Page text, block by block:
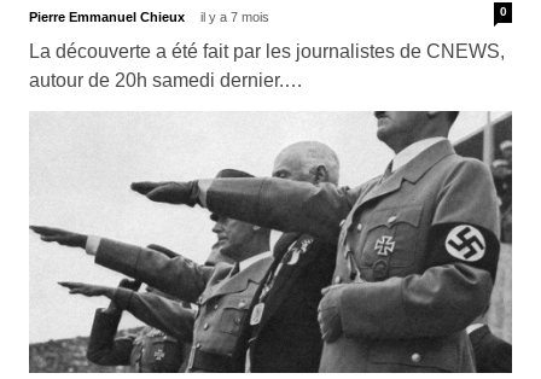
Pierre Emmanuel Chieux il y a 7 mois 0
La découverte a été fait par les journalistes de CNEWS,
autour de 20h samedi dernier.…